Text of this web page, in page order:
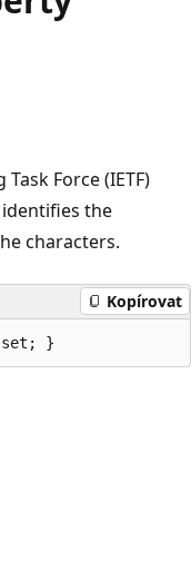
Force (IETF)
identifies the
characters.
Kopírovat
set; }